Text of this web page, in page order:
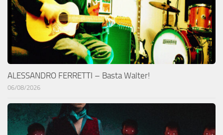
ALESSANDRO FERRETTI – Basta Walter!
06/08/2026